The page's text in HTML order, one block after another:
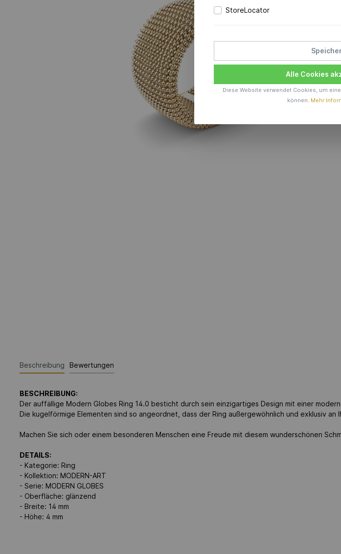
Beschreibung Bewertungen
BESCHREIBUNG:
Der auffällige Modern Globes Ring 14.0 besticht durch sein einzigartiges Design mit einer
Die kugelförmige Elementen sind so angeordnet, dass der Ring außergewöhnlich und exklusiv
Machen Sie sich oder einem besonderen Menschen eine Freude mit diesem wunderschönen
DETAILS:
- Kategorie: Ring
- Kollektion: MODERN-ART
- Serie: MODERN GLOBES
- Oberfläche: glänzend
- Breite: 14 mm
- Höhe: 4 mm
StoreLocator
Alle Cookies
Diese Website verwendet Cookies, um
können. Mehr